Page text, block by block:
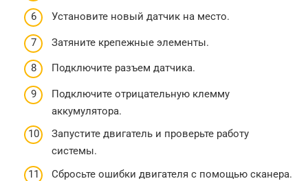
Установите новый датчик на место.
Затяните крепежные элементы.
Подключите разъем датчика.
Подключите отрицательную клемму
аккумулятора.
Запустите двигатель и проверьте работу
системы.
Сбросьте ошибки двигателя с помощью сканера.